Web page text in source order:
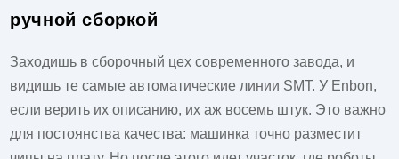
ручной сборкой
Заходишь в сборочный цех современного завода, и
видишь те самые автоматические линии SMT. У Enbon,
если верить их описанию, их аж восемь штук. Это важно
для постоянства качества: машинка точно разместит